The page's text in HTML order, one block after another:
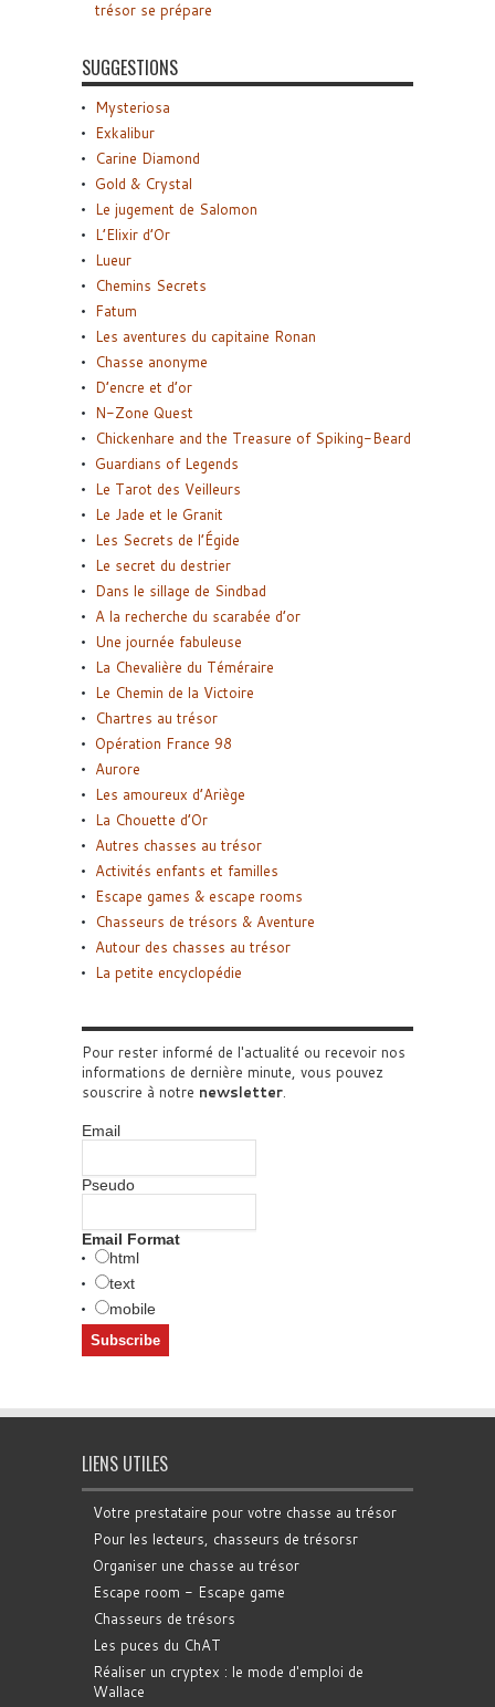
trésor se prépare
SUGGESTIONS
Mysteriosa
Exkalibur
Carine Diamond
Gold & Crystal
Le jugement de Salomon
L’Elixir d’Or
Lueur
Chemins Secrets
Fatum
Les aventures du capitaine Ronan
Chasse anonyme
D’encre et d’or
N-Zone Quest
Chickenhare and the Treasure of Spiking-Beard
Guardians of Legends
Le Tarot des Veilleurs
Le Jade et le Granit
Les Secrets de l’Égide
Le secret du destrier
Dans le sillage de Sindbad
A la recherche du scarabée d’or
Une journée fabuleuse
La Chevalière du Téméraire
Le Chemin de la Victoire
Chartres au trésor
Opération France 98
Aurore
Les amoureux d’Ariège
La Chouette d’Or
Autres chasses au trésor
Activités enfants et familles
Escape games & escape rooms
Chasseurs de trésors & Aventure
Autour des chasses au trésor
La petite encyclopédie
Pour rester informé de l'actualité ou recevoir nos
informations de dernière minute, vous pouvez
souscrire à notre newsletter.
Email
Pseudo
Email Format
html
text
mobile
LIENS UTILES
Votre prestataire pour votre chasse au trésor
Pour les lecteurs, chasseurs de trésorsr
Organiser une chasse au trésor
Escape room - Escape game
Chasseurs de trésors
Les puces du ChAT
Réaliser un cryptex : le mode d'emploi de
Wallace